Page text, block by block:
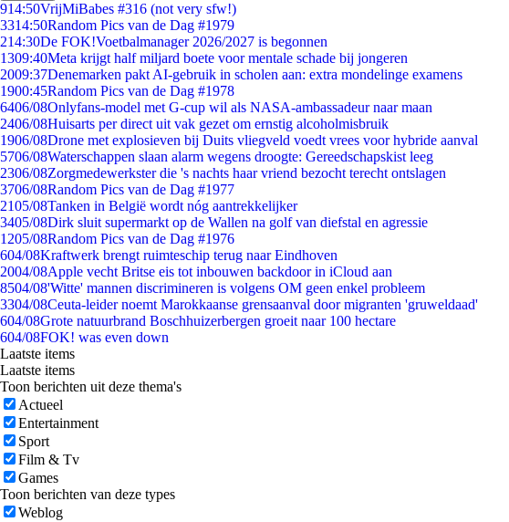
914:50VrijMiBabes #316 (not very sfw!)
3314:50Random Pics van de Dag #1979
214:30De FOK!Voetbalmanager 2026/2027 is begonnen
1309:40Meta krijgt half miljard boete voor mentale schade bij jongeren
2009:37Denemarken pakt AI-gebruik in scholen aan: extra mondelinge examens
1900:45Random Pics van de Dag #1978
6406/08Onlyfans-model met G-cup wil als NASA-ambassadeur naar maan
2406/08Huisarts per direct uit vak gezet om ernstig alcoholmisbruik
1906/08Drone met explosieven bij Duits vliegveld voedt vrees voor hybride aanval
5706/08Waterschappen slaan alarm wegens droogte: Gereedschapskist leeg
2306/08Zorgmedewerkster die 's nachts haar vriend bezocht terecht ontslagen
3706/08Random Pics van de Dag #1977
2105/08Tanken in België wordt nóg aantrekkelijker
3405/08Dirk sluit supermarkt op de Wallen na golf van diefstal en agressie
1205/08Random Pics van de Dag #1976
604/08Kraftwerk brengt ruimteschip terug naar Eindhoven
2004/08Apple vecht Britse eis tot inbouwen backdoor in iCloud aan
8504/08'Witte' mannen discrimineren is volgens OM geen enkel probleem
3304/08Ceuta-leider noemt Marokkaanse grensaanval door migranten 'gruweldaad'
604/08Grote natuurbrand Boschhuizerbergen groeit naar 100 hectare
604/08FOK! was even down
Laatste items
Laatste items
Toon berichten uit deze thema's
Actueel
Entertainment
Sport
Film & Tv
Games
Toon berichten van deze types
Weblog